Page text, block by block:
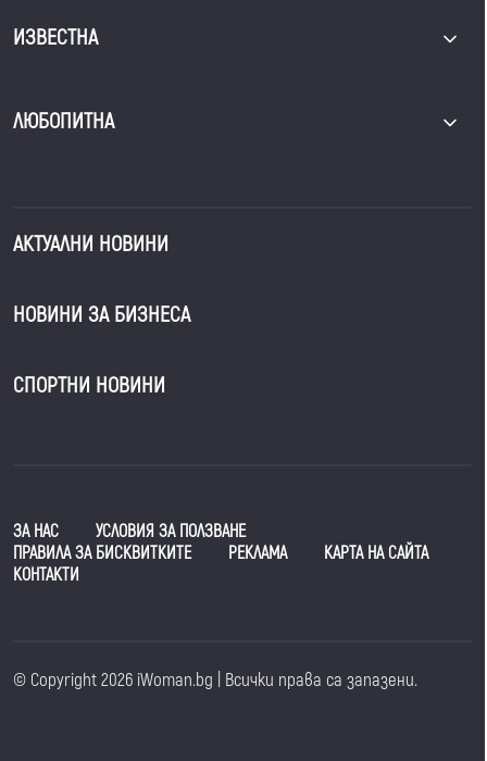
ИЗВЕСТНА
ЛЮБОПИТНА
АКТУАЛНИ НОВИНИ
НОВИНИ ЗА БИЗНЕСА
СПОРТНИ НОВИНИ
ЗА НАС
УСЛОВИЯ ЗА ПОЛЗВАНЕ
ПРАВИЛА ЗА БИСКВИТКИТЕ
РЕКЛАМА
КАРТА НА САЙТА
КОНТАКТИ
© Copyright 2026 iWoman.bg | Всички права са запазени.